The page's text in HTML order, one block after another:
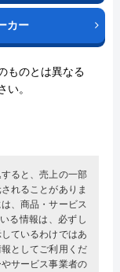
カー
ものとは異なる
い。
ると、売上の一部
れることがありま
、商品・サービス
る情報は、必ずし
ているわけではあ
としてご利用くだ
サービス事業者の